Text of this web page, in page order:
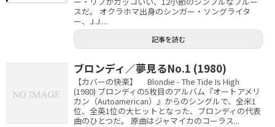
スだ。 オクラホマ出身のシンガー・ソングライタ
ー、J.J....
記事を読む
ブロンディ／夢見るNo.1 (1980)
【カバーの快楽】 Blondie - The Tide Is High
(1980) ブロンディの5枚目のアルバム『オートアメリ
カン（Autoamerican）』からのシングルで、全米1
位、全英1位の大ヒットとなった、ブロンディの代表
曲のひとつだ。 原曲はジャマイカのコーラス...